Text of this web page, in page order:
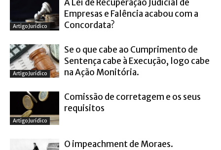
Artigo Jurídico
A Lei de Recuperação Judicial de
Empresas e Falência acabou com a
Concordata?
Artigo Jurídico
Se o que cabe ao Cumprimento de
Sentença cabe à Execução, logo cabe
na Ação Monitória.
Artigo Jurídico
Comissão de corretagem e os seus
requisitos
O impeachment de Moraes.